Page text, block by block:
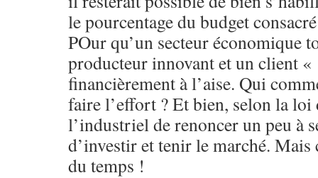
le pourcentage du budget
POur qu’un secteur économique
producteur innovant et un client
financièrement à l’aise. Qui
faire l’effort ? Et bien, selon la loi
l’industriel de renoncer un peu à
d’investir et tenir le marché. Mais
du temps !